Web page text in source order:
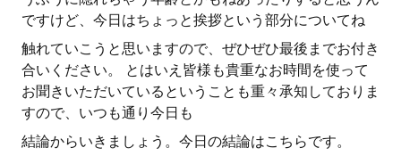
ですけど、今日はちょっと挨拶という部分についてね
触れていこうと思いますので、ぜひぜひ最後までお付き
合いください。 とはいえ皆様も貴重なお時間を使って
お聞きいただいているということも重々承知しておりま
すので、いつも通り今日も
結論からいきましょう。今日の結論はこちらです。